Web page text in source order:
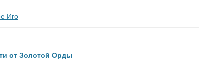
Иго
от Золотой Орды